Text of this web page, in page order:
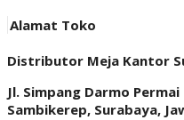
Alamat Toko
Distributor Meja Kantor
Jl. Simpang Darmo
Sambikerep, Surabaya,